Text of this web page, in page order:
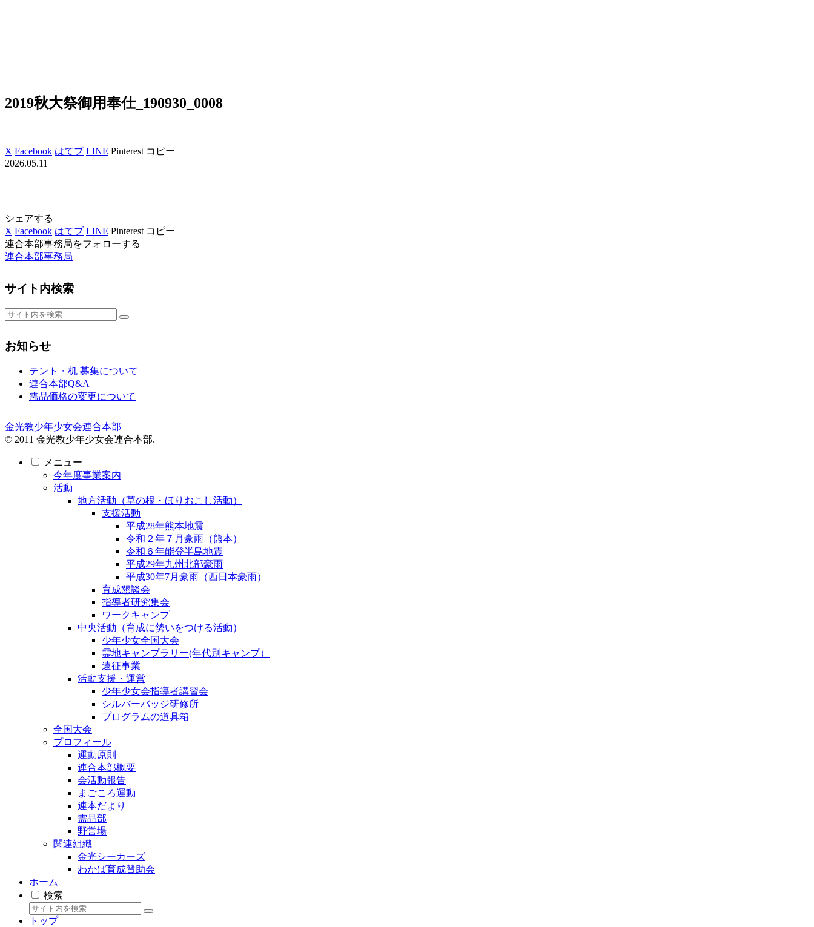
2019秋大祭御用奉仕_190930_0008
X Facebook はてブ LINE Pinterest コピー
2026.05.11
シェアする
X Facebook はてブ LINE Pinterest コピー
連合本部事務局をフォローする
連合本部事務局
サイト内検索
お知らせ
テント・机 募集について
連合本部Q&A
需品価格の変更について
金光教少年少女会連合本部
© 2011 金光教少年少女会連合本部.
メニュー
今年度事業案内
活動
地方活動（草の根・ほりおこし活動）
支援活動
平成28年熊本地震
令和２年７月豪雨（熊本）
令和６年能登半島地震
平成29年九州北部豪雨
平成30年7月豪雨（西日本豪雨）
育成懇談会
指導者研究集会
ワークキャンプ
中央活動（育成に勢いをつける活動）
少年少女全国大会
霊地キャンプラリー(年代別キャンプ）
遠征事業
活動支援・運営
少年少女会指導者講習会
シルバーバッジ研修所
プログラムの道具箱
全国大会
プロフィール
運動原則
連合本部概要
会活動報告
まごころ運動
連本だより
需品部
野営場
関連組織
金光シーカーズ
わかば育成賛助会
ホーム
検索
トップ